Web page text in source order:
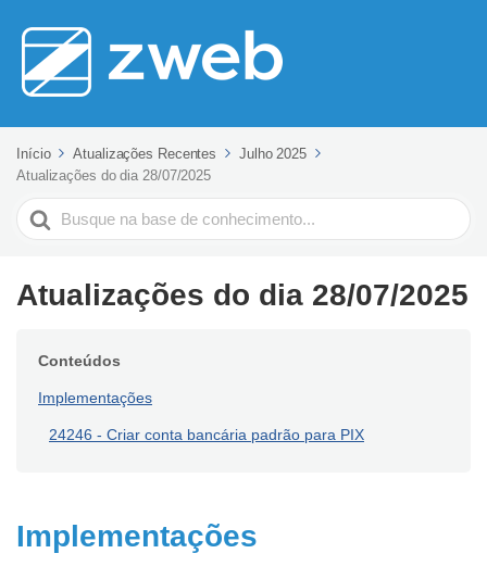
Início Atualizações Recentes
Julho 2025
Atualizações do dia 28/07/2025
Pesquisar
Atualizações do dia 28/07/2025
Conteúdos
Implementações
24246 - Criar conta bancária padrão para PIX
Implementações